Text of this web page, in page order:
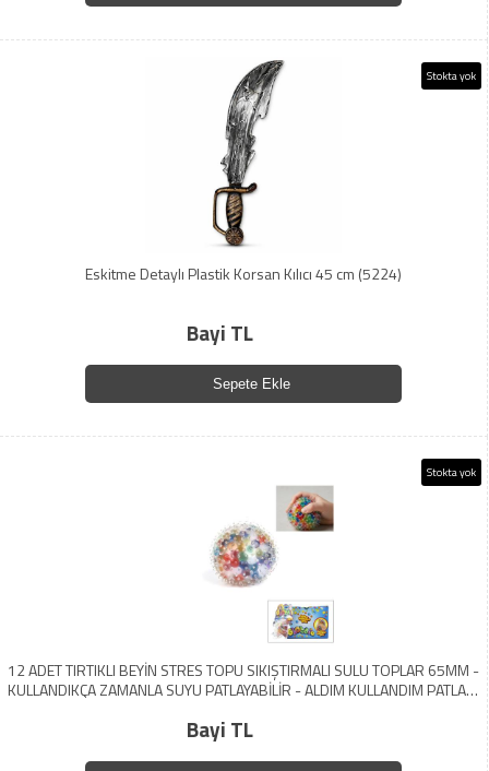
Stokta yok
Eskitme Detaylı Plastik Korsan Kılıcı 45 cm (5224)
Bayi TL
Sepete Ekle
Stokta yok
12 ADET TIRTIKLI BEYİN STRES TOPU SIKIŞTIRMALI SULU TOPLAR 65MM -
KULLANDIKÇA ZAMANLA SUYU PATLAYABİLİR - ALDIM KULLANDIM PATLADI
Bayi TL